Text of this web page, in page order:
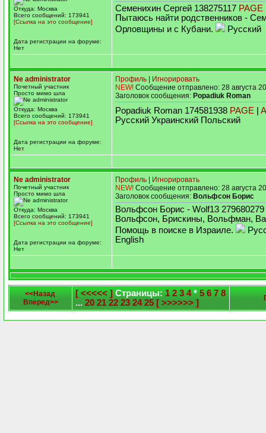
Откуда: Москва
Всего сообщений: 173941
[Ссылка на это сообщение]
Дата регистрации на форуме:
Нет
Семенихин Сергей 138275117 PAGE
Пытаюсь найти родственников -
Орловщины и с Кубани.
Русский
Ne administrator
Почетный участник
Просто мимо шла
Откуда: Москва
Всего сообщений: 173941
[Ссылка на это сообщение]
Дата регистрации на форуме:
Нет
Профиль
Игнорировать
NEW! Сообщение отправлено: 28 августа
Заголовок сообщения: Popadiuk Roman
Popadiuk Roman 174581938 PAGE
Русский Украинский Польский
Ne administrator
Почетный участник
Просто мимо шла
Откуда: Москва
Всего сообщений: 173941
[Ссылка на это сообщение]
Дата регистрации на форуме:
Нет
Профиль
Игнорировать
NEW! Сообщение отправлено: 28 августа
Заголовок сообщения: Вольфсон Борис
Вольфсон Борис - Wolf13 279680279
Вольфсон, Брискины, Вольфман,
Помощь в поиске в Израиле.
English
<<Назад
Вперед>>
[ <<<<< ] Страницы: 1 2 3 4* 5 6 7 8
... 20 21 22 23 24 25 [ >>>>>> ]